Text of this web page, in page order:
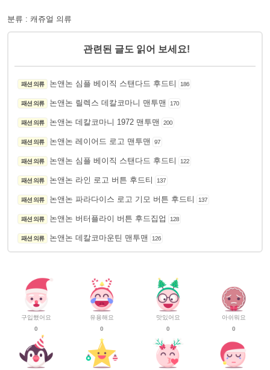
분류 : 캐쥬얼 의류
관련된 글도 읽어 보세요!
패션 의류 논앤논 심플 베이직 스탠다드 후드티 186
패션 의류 논앤논 릴렉스 데칼코마니 맨투맨 170
패션 의류 논앤논 데칼코마니 1972 맨투맨 200
패션 의류 논앤논 레이어드 로고 맨투맨 97
패션 의류 논앤논 심플 베이직 스탠다드 후드티 122
패션 의류 논앤논 라인 로고 버튼 후드티 137
패션 의류 논앤논 파라다이스 로고 기모 버튼 후드티 137
패션 의류 논앤논 버터플라이 버튼 후드집업 128
패션 의류 논앤논 데칼코마운틴 맨투맨 126
구입했어요
0
유용해요
0
맛있어요
0
아쉬워요
0